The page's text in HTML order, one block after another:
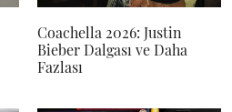
Coachella 2026: Justin
Bieber Dalgası ve Daha
Fazlası